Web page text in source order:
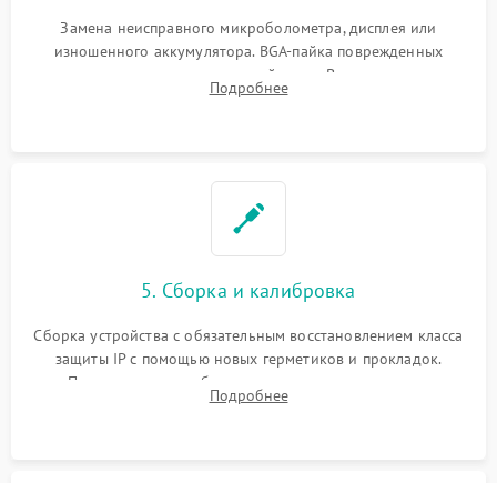
Замена неисправного микроболометра, дисплея или
изношенного аккумулятора. BGA-пайка поврежденных
контроллеров на материнской плате. Восстановление
разъемов и кнопок, замена поврежденных элементов
Подробнее
5. Сборка и калибровка
Сборка устройства с обязательным восстановлением класса
защиты IP с помощью новых герметиков и прокладок.
Программная калибровка матрицы по эталонному
абсолютно черному телу для точного измерения температур.
Подробнее